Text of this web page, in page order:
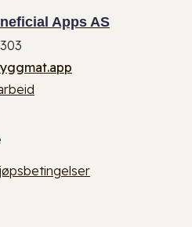
Apps AS